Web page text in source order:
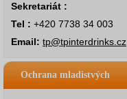
Sekretariát :
Tel : +420 7738 34 003
Email: tp@tpinterdrinks.cz
Ochrana mladistvých